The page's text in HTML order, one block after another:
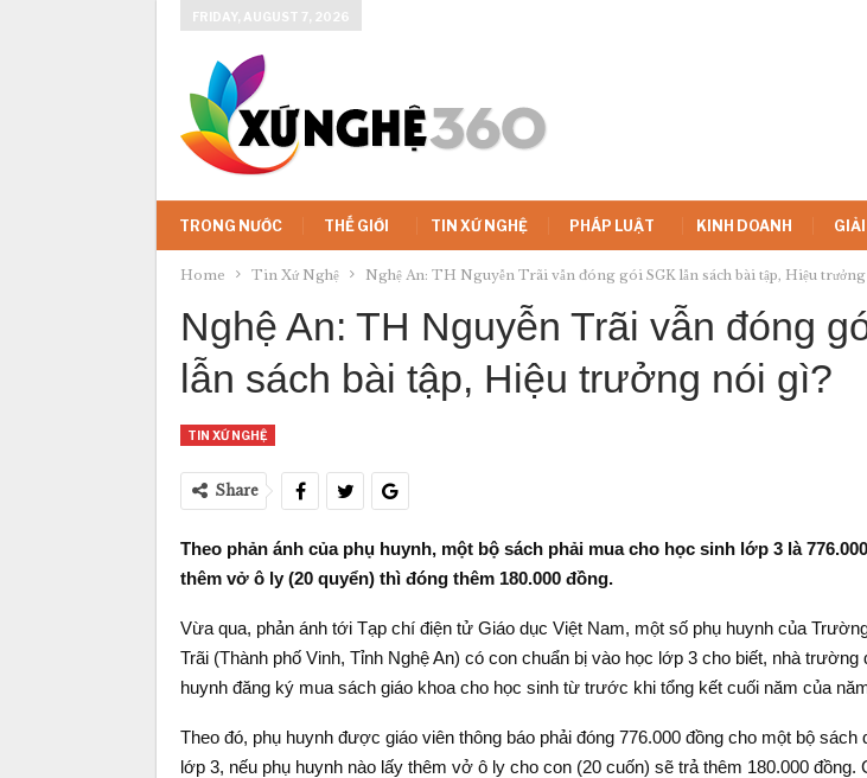
FRIDAY, AUGUST 7, 2026
TRONG NƯỚC THẾ GIỚI TIN XỨ NGHỆ PHÁP LUẬT KINH DOANH GIẢI
Home Tin Xứ Nghệ Nghệ An: TH Nguyễn Trãi vẫn đóng gói SGK lẫn sách bài tập, Hiệu
Nghệ An: TH Nguyễn Trãi vẫn đóng
lẫn sách bài tập, Hiệu trưởng nói gì?
TIN XỨ NGHỆ
Share
Theo phản ánh của phụ huynh, một bộ sách phải mua cho học sinh lớp 3 là
thêm vở ô ly (20 quyển) thì đóng thêm 180.000 đồng.
Vừa qua, phản ánh tới Tạp chí điện tử Giáo dục Việt Nam, một số phụ huynh của
Trãi (Thành phố Vinh, Tỉnh Nghệ An) có con chuẩn bị vào học lớp 3 cho biết, nhà trường
huynh đăng ký mua sách giáo khoa cho học sinh từ trước khi tổng kết cuối năm của
Theo đó, phụ huynh được giáo viên thông báo phải đóng 776.000 đồng cho một bộ sách
lớp 3, nếu phụ huynh nào lấy thêm vở ô ly cho con (20 cuốn) sẽ trả thêm 180.000 đồng.